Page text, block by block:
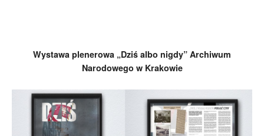
Wystawa plenerowa „Dziś albo nigdy” Archiwum
Narodowego w Krakowie